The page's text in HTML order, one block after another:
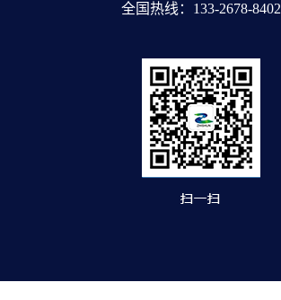
全国热线：133-2678-8402